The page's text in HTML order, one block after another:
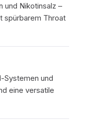
und Nikotinsalz –
spürbarem Throat
Systemen und
eine versatile